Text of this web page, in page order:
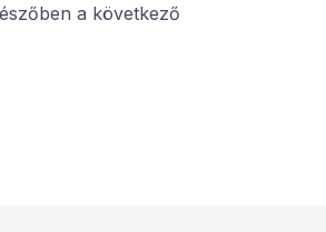
a következő